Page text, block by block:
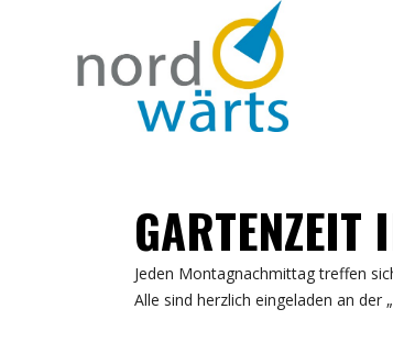
GARTENZEIT
Jeden Montagnachmittag treffen
Alle sind herzlich eingeladen an der